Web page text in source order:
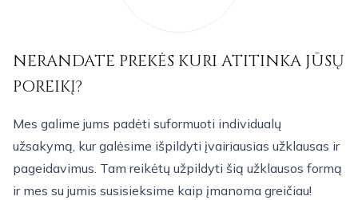
NERANDATE PREKĖS KURI ATITINKA JŪSŲ
POREIKĮ?
Mes galime jums padėti suformuoti individualų
užsakymą, kur galėsime išpildyti įvairiausias užklausas ir
pageidavimus. Tam reikėtų užpildyti šią užklausos formą
ir mes su jumis susisieksime kaip įmanoma greičiau!